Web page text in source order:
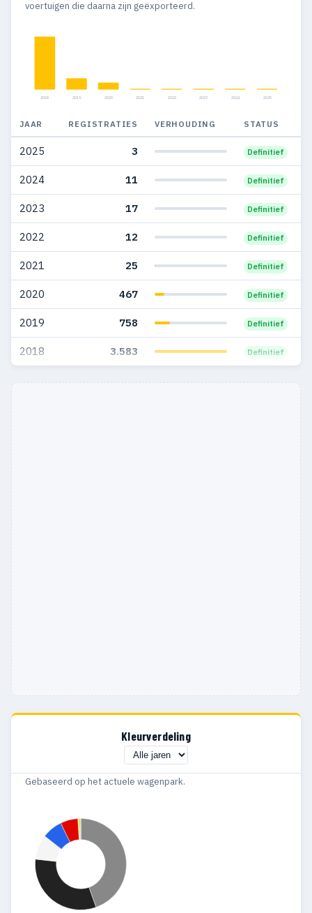
voertuigen die daarna zijn geëxporteerd.
2018 2019 2020 2021 2022 2023 2024 2025
JAAR REGISTRATIES VERHOUDING STATUS
2025 3 Definitief
2024 11 Definitief
2023 17 Definitief
2022 12 Definitief
2021 25 Definitief
2020 467 Definitief
2019 758 Definitief
2018 3.583 Definitief
Kleurverdeling
Gebaseerd op het actuele wagenpark.